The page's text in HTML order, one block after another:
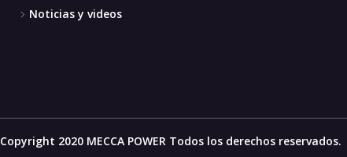
Noticias y videos
Copyright 2020 MECCA POWER Todos los derechos reservados.